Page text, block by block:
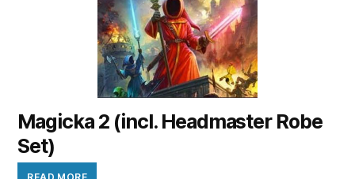
Magicka 2 (incl. Headmaster Robe
Set)
READ MORE